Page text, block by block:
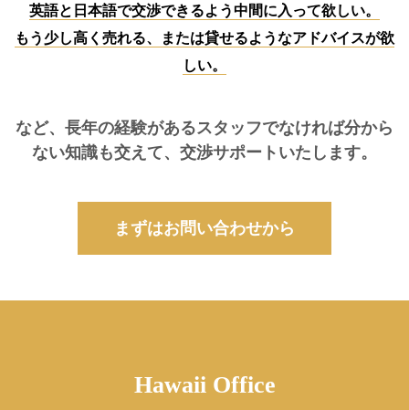
英語と日本語で交渉できるよう中間に入って欲しい。
もう少し高く売れる、または貸せるようなアドバイスが欲
しい。
など、長年の経験があるスタッフでなければ分から
ない知識も交えて、交渉サポートいたします。
まずはお問い合わせから
Hawaii Office